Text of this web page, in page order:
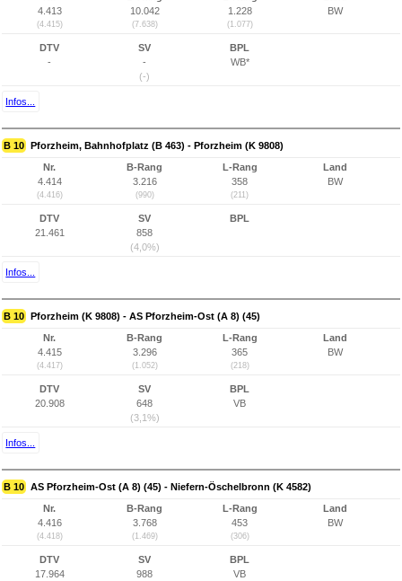
4.413
(4.415)
10.042
(7.638)
1.228
(1.077)
BW
DTV
-
SV
-
(-)
BPL
WB*
Infos...
B 10 Pforzheim, Bahnhofplatz (B 463) - Pforzheim (K 9808)
Nr.
4.414
(4.416)
B-Rang
3.216
(990)
L-Rang
358
(211)
Land
BW
DTV
21.461
SV
858
(4,0%)
BPL
Infos...
B 10 Pforzheim (K 9808) - AS Pforzheim-Ost (A 8) (45)
Nr.
4.415
(4.417)
B-Rang
3.296
(1.052)
L-Rang
365
(218)
Land
BW
DTV
20.908
SV
648
(3,1%)
BPL
VB
Infos...
B 10 AS Pforzheim-Ost (A 8) (45) - Niefern-Öschelbronn (K 4582)
Nr.
4.416
(4.418)
B-Rang
3.768
(1.469)
L-Rang
453
(306)
Land
BW
DTV
17.964
SV
988
BPL
VB